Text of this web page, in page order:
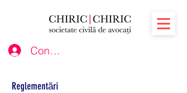
Conectează-te
Reglementări